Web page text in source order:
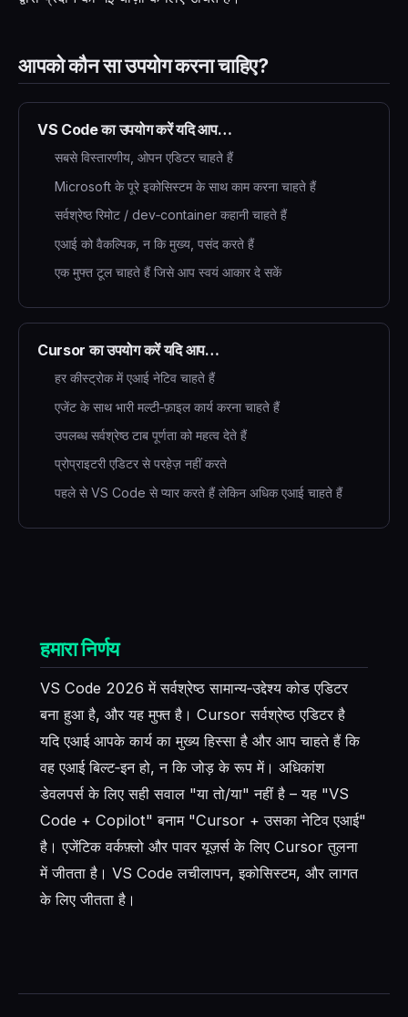
आपको कौन सा उपयोग करना चाहिए?
VS Code का उपयोग करें यदि आप…
सबसे विस्तारणीय, ओपन एडिटर चाहते हैं
Microsoft के पूरे इकोसिस्टम के साथ काम करना चाहते हैं
सर्वश्रेष्ठ रिमोट / dev‑container कहानी चाहते हैं
एआई को वैकल्पिक, न कि मुख्य, पसंद करते हैं
एक मुफ्त टूल चाहते हैं जिसे आप स्वयं आकार दे सकें
Cursor का उपयोग करें यदि आप…
हर कीस्ट्रोक में एआई नेटिव चाहते हैं
एजेंट के साथ भारी मल्टी‑फ़ाइल कार्य करना चाहते हैं
उपलब्ध सर्वश्रेष्ठ टाब पूर्णता को महत्व देते हैं
प्रोप्राइटरी एडिटर से परहेज़ नहीं करते
पहले से VS Code से प्यार करते हैं लेकिन अधिक एआई चाहते हैं
हमारा निर्णय
VS Code 2026 में सर्वश्रेष्ठ सामान्य‑उद्देश्य कोड एडिटर
बना हुआ है, और यह मुफ्त है। Cursor सर्वश्रेष्ठ एडिटर है
यदि एआई आपके कार्य का मुख्य हिस्सा है और आप चाहते हैं कि
वह एआई बिल्ट‑इन हो, न कि जोड़ के रूप में। अधिकांश
डेवलपर्स के लिए सही सवाल "या तो/या" नहीं है – यह "VS
Code + Copilot" बनाम "Cursor + उसका नेटिव एआई"
है। एजेंटिक वर्कफ़्लो और पावर यूज़र्स के लिए Cursor तुलना
में जीतता है। VS Code लचीलापन, इकोसिस्टम, और लागत
के लिए जीतता है।